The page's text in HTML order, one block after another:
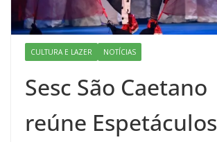
CULTURA E LAZER NOTÍCIAS
Sesc São Caetano
reúne Espetáculos